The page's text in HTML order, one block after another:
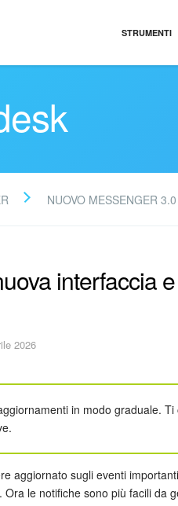
STRUMENTI
NUOVO MESSENGER 3.0
interfaccia
2026
in modo graduale.
aggiornato sugli eventi
le notifiche sono più facili da